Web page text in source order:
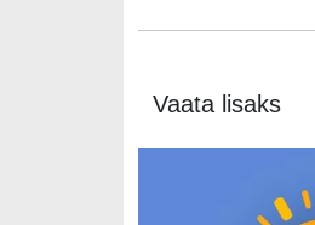
Vaata lisaks